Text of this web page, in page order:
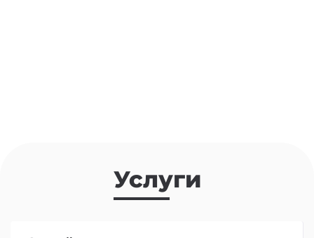
Услуги